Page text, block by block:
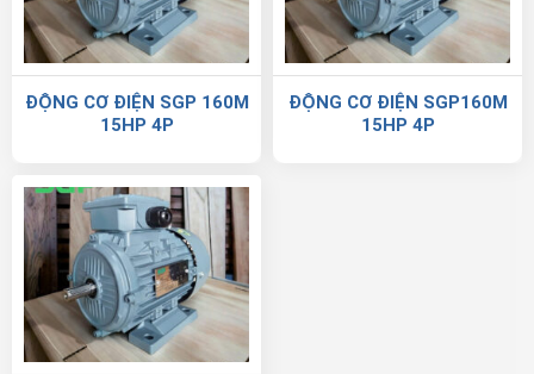
ĐỘNG CƠ ĐIỆN SGP 160M
15HP 4P
ĐỘNG CƠ ĐIỆN SGP160M
15HP 4P